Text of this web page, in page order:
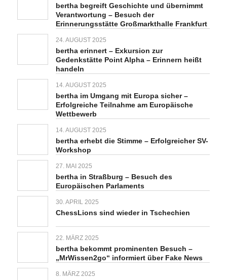
bertha begreift Geschichte und übernimmt
Verantwortung – Besuch der
Erinnerungsstätte Großmarkthalle Frankfurt
24. AUGUST 2025
bertha erinnert – Exkursion zur
Gedenkstätte Point Alpha – Erinnern heißt
handeln
14. AUGUST 2025
bertha im Umgang mit Europa sicher –
Erfolgreiche Teilnahme am Europäische
Wettbewerb
14. AUGUST 2025
bertha erhebt die Stimme – Erfolgreicher SV-
Workshop
27. MAI 2025
bertha in Straßburg – Besuch des
Europäischen Parlaments
30. APRIL 2025
ChessLions sind wieder in Tschechien
22. MÄRZ 2025
bertha bekommt prominenten Besuch –
„MrWissen2go“ informiert über Fake News
8. MÄRZ 2025